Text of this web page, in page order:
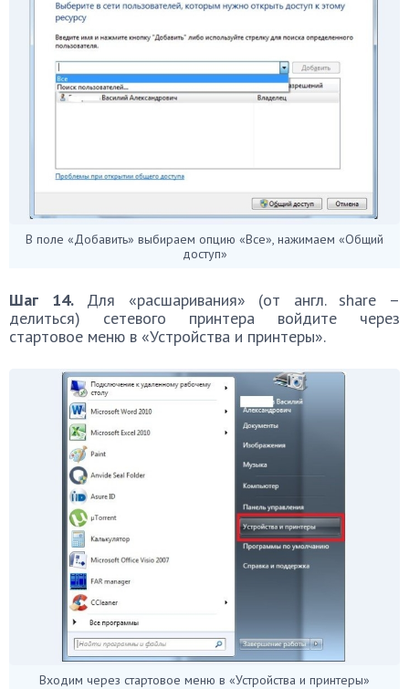
В поле «Добавить» выбираем опцию «Все», нажимаем «Общий
доступ»
Шаг 14.Для «расшаривания» (от англ. share –
делиться) сетевого принтера войдите через
стартовое меню в «Устройства и принтеры».
Входим через стартовое меню в «Устройства и принтеры»